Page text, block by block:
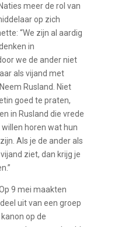
meer de rol van
op zich
“We zijn al aardig
in
we de ander niet
als vijand met
Rusland. Niet
goed te praten,
in Rusland die vrede
horen wat hun
Als je de ander als
ziet, dan krijg je
9 mei maakten
uit van een groep
op de